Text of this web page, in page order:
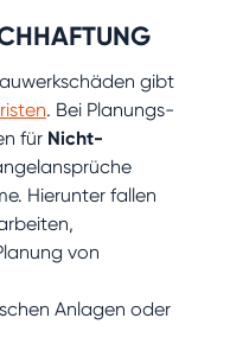
gibt
. Bei Planungs-
für Nicht-
Hierunter fallen
von
Anlagen oder